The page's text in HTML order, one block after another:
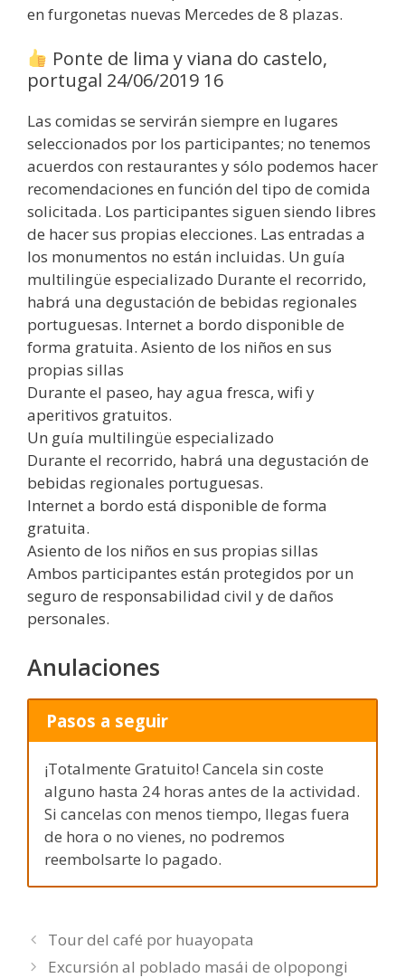
en furgonetas nuevas Mercedes de 8 plazas.
Ponte de lima y viana do castelo,
portugal 24/06/2019 16
Las comidas se servirán siempre en lugares
seleccionados por los participantes; no tenemos
acuerdos con restaurantes y sólo podemos hacer
recomendaciones en función del tipo de comida
solicitada. Los participantes siguen siendo libres
de hacer sus propias elecciones. Las entradas a
los monumentos no están incluidas. Un guía
multilingüe especializado Durante el recorrido,
habrá una degustación de bebidas regionales
portuguesas. Internet a bordo disponible de
forma gratuita. Asiento de los niños en sus
propias sillas
Durante el paseo, hay agua fresca, wifi y
aperitivos gratuitos.
Un guía multilingüe especializado
Durante el recorrido, habrá una degustación de
bebidas regionales portuguesas.
Internet a bordo está disponible de forma
gratuita.
Asiento de los niños en sus propias sillas
Ambos participantes están protegidos por un
seguro de responsabilidad civil y de daños
personales.
Anulaciones
Pasos a seguir
¡Totalmente Gratuito! Cancela sin coste
alguno hasta 24 horas antes de la actividad.
Si cancelas con menos tiempo, llegas fuera
de hora o no vienes, no podremos
reembolsarte lo pagado.
Tour del café por huayopata
Excursión al poblado masái de olpopongi